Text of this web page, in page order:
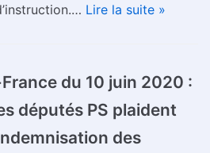
Lire la suite »
du 10 juin 2020 :
députés PS plaident
des